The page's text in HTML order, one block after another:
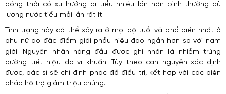
đồng thời có xu hướng đi tiểu nhiều lần hơn bình thường dù
lượng nước tiểu mỗi lần rất ít.
Tình trạng này có thể xảy ra ở mọi độ tuổi và phổ biến nhất ở
phụ nữ do đặc điểm giải phẫu niệu đạo ngắn hơn so với nam
giới. Nguyên nhân hàng đầu được ghi nhận là nhiễm trùng
đường tiết niệu do vi khuẩn. Tùy theo căn nguyên xác định
được, bác sĩ sẽ chỉ định phác đồ điều trị, kết hợp với các biện
pháp hỗ trợ giảm triệu chứng.